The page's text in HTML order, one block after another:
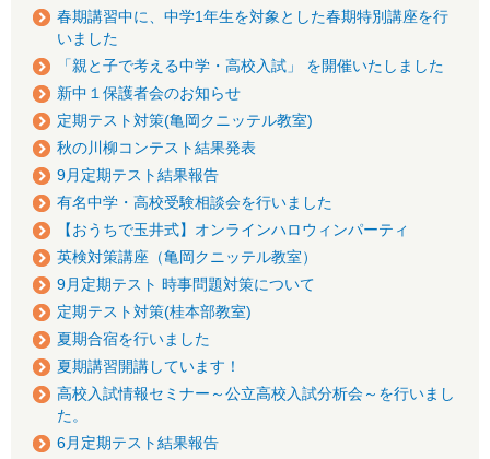
春期講習中に、中学1年生を対象とした春期特別講座を行
いました
「親と子で考える中学・高校入試」 を開催いたしました
新中１保護者会のお知らせ
定期テスト対策(亀岡クニッテル教室)
秋の川柳コンテスト結果発表
9月定期テスト結果報告
有名中学・高校受験相談会を行いました
【おうちで玉井式】オンラインハロウィンパーティ
英検対策講座（亀岡クニッテル教室）
9月定期テスト 時事問題対策について
定期テスト対策(桂本部教室)
夏期合宿を行いました
夏期講習開講しています！
高校入試情報セミナー～公立高校入試分析会～を行いまし
た。
6月定期テスト結果報告